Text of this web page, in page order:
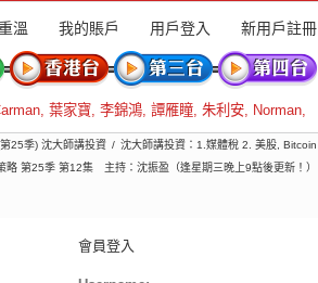
溫 我的賬戶 用戶登入 新用戶註冊
, 葉家寶, 李錦鴻, 譚雁瞳, 朱利安, Norman,
25季) 沈大師講投資
沈大師講投資：1.媒體稅 2. 美股, Bitcoin
略 第25季 第12集 主持：沈振盈（逢星期三晚上9點後更新！）
會員登入